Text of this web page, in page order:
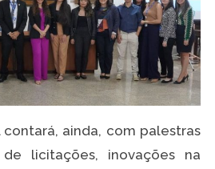
ainda, com palestras
licitações, inovações na